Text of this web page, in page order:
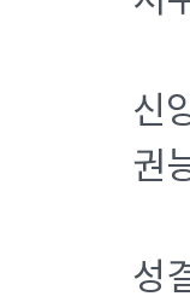
신
권
성